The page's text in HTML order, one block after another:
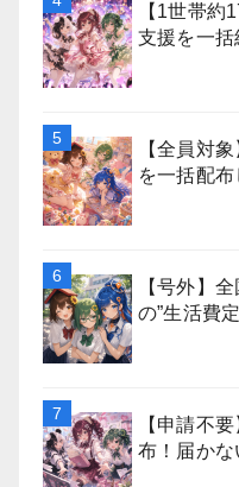
【1世帯約
支援を一括
【全員対
を一括配布
【号外】
の”生活費
【申請不
布！届か